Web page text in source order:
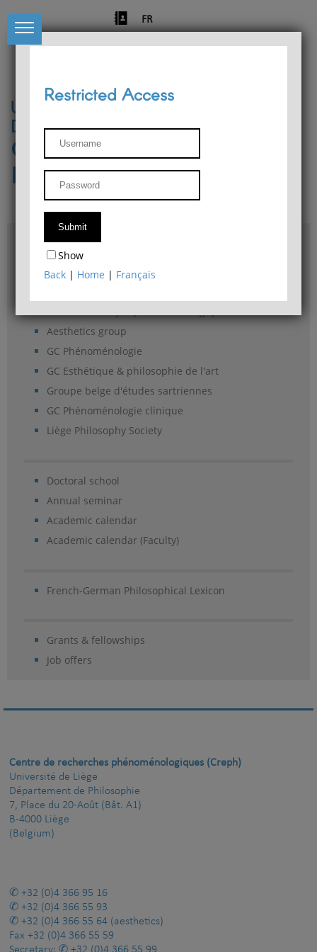
FR
University of Liège
Départment of Philosophy
Center for Phenomenological
Research
Access & maps
Philosophy Department Library
Aesthetics group
GC Phénoménologie
GC Esthétique & philosophie de l'art
Groupe belge d'études sartriennes
GC Phénoménologie clinique
Liège Philosophy Society
Doctoral school
Annual seminar
Academic calendar
Academic calendar (Faculty)
French-German Philosophical Lexicon
Grants & fellowships
Job offers
Restricted Access
Show
Back | Home | Français
Centre de recherches phénoménologiques (Creph)
Université de Liège
Département de Philosophie
7, Place du 20-Août (Bât. A1)
B-4000 Liège
(Belgium)
+32 (0)4 366 95 16
+32 (0)4 366 55 93
+32 (0)4 366 55 64 (aesthetics)
Fax +32 (0)4 366 55 59